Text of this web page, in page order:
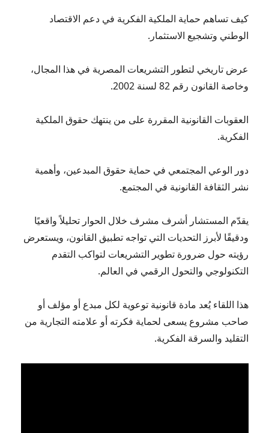
كيف تساهم حماية الملكية الفكرية في دعم الاقتصاد
الوطني وتشجيع الاستثمار.
عرض تاريخي لتطور التشريعات المصرية في هذا المجال،
وخاصة القانون رقم 82 لسنة 2002.
العقوبات القانونية المقررة على من ينتهك حقوق الملكية
الفكرية.
دور الوعي المجتمعي في حماية حقوق المبدعين، وأهمية
نشر الثقافة القانونية في المجتمع.
يقدّم المستشار أشرف مشرف خلال الحوار تحليلاً واقعيًا
ودقيقًا لأبرز التحديات التي تواجه تطبيق القانون، ويستعرض
رؤيته حول ضرورة تطوير التشريعات لتواكب التقدم
التكنولوجي والتحول الرقمي في العالم.
هذا اللقاء يُعد مادة قانونية توعوية لكل مبدع أو مؤلف أو
صاحب مشروع يسعى لحماية فكرته أو علامته التجارية من
التقليد والسرقة الفكرية.